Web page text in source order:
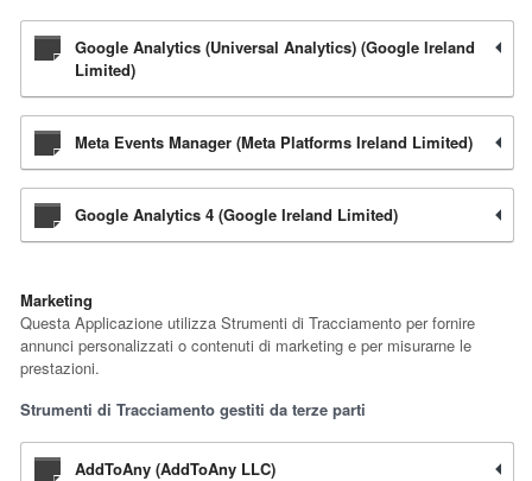
Google Analytics (Universal Analytics) (Google Ireland
Limited)
Meta Events Manager (Meta Platforms Ireland Limited)
Google Analytics 4 (Google Ireland Limited)
Marketing
Questa Applicazione utilizza Strumenti di Tracciamento per fornire
annunci personalizzati o contenuti di marketing e per misurarne le
prestazioni.
Strumenti di Tracciamento gestiti da terze parti
AddToAny (AddToAny LLC)